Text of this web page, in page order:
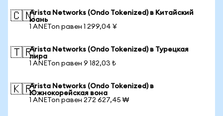
🇨🇳Arista Networks (Ondo Tokenized) в Китайский
юань
1 ANETon равен 1 299,04 ¥
🇹🇷Arista Networks (Ondo Tokenized) в Турецкая
лира
1 ANETon равен 9 182,03 ₺
🇰🇷Arista Networks (Ondo Tokenized) в
Южнокорейская вона
1 ANETon равен 272 627,45 ₩